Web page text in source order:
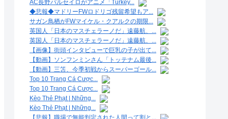
AC長野パルセイロがアニメ「Turkey...
◆悲報◆マドリーFWロドリゴ残留希望もア...
サガン鳥栖がFWマイケル・クアルクの期限...
英国人「日本のマスチェラーノだ」遠藤航、...
英国人「日本のマスチェラーノだ」遠藤航、...
【画像】街頭インタビューで巨乳の子が出て...
【動画】ソンフンミンさん「トッテナム最後...
【動画】三笘、今季初戦からスーパーゴール...
Top 10 Trang Cá Cược...
Top 10 Trang Cá Cược...
Kèo Thẻ Phạt | Những...
Kèo Thẻ Phạt | Những...